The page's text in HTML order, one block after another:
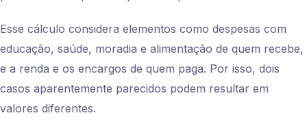
Esse cálculo considera elementos como despesas com
educação, saúde, moradia e alimentação de quem recebe,
e a renda e os encargos de quem paga. Por isso, dois
casos aparentemente parecidos podem resultar em
valores diferentes.